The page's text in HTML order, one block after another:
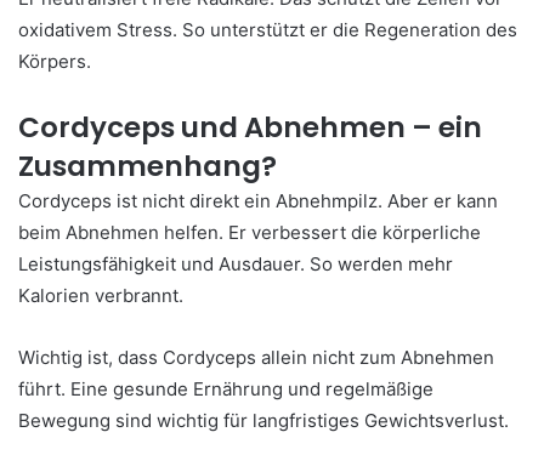
oxidativem Stress. So unterstützt er die Regeneration des
Körpers.
Cordyceps und Abnehmen – ein
Zusammenhang?
Cordyceps ist nicht direkt ein Abnehmpilz. Aber er kann
beim Abnehmen helfen. Er verbessert die körperliche
Leistungsfähigkeit und Ausdauer. So werden mehr
Kalorien verbrannt.
Wichtig ist, dass Cordyceps allein nicht zum Abnehmen
führt. Eine gesunde Ernährung und regelmäßige
Bewegung sind wichtig für langfristiges Gewichtsverlust.